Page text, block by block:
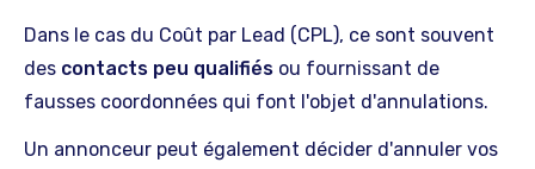
Dans le cas du Coût par Lead (CPL), ce sont souvent
des contacts peu qualifiés ou fournissant de
fausses coordonnées qui font l'objet d'annulations.
Un annonceur peut également décider d'annuler vos